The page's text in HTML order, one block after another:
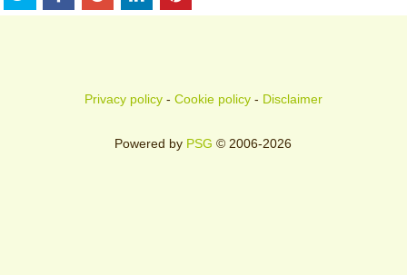
Privacy policy- Cookie policy- Disclaimer
Powered by PSG © 2006-2026